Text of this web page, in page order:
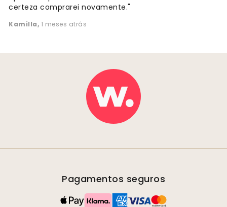
certeza comprarei novamente."
Kamilla, 1 meses atrás
Pagamentos seguros